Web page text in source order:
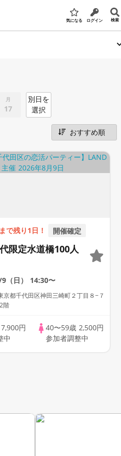
気になる ログイン 検索
月
17
別日を
選択
で残り1日！ 開催確定
限定水道橋100人
（日） 14:30〜
京都千代田区神田三崎町２丁目８−７
階
7,900円
中
40〜59歳2,500円
参加者調整中